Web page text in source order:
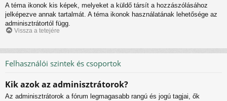
A téma ikonok kis képek, melyeket a küldő társít a hozzászólásához
jelképezve annak tartalmát. A téma ikonok használatának lehetősége az
adminisztrátortól függ.
Vissza a tetejére
Felhasználói szintek és csoportok
Kik azok az adminisztrátorok?
Az adminisztrátorok a fórum legmagasabb rangú és jogú tagjai, ők